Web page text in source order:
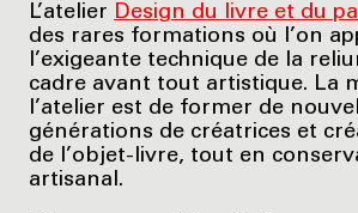
L’atelier Design du livre et du
des rares formations où l’on
l’exigeante technique de la
cadre avant tout artistique. La
l’atelier est de former de
générations de créatrices et
de l’objet-livre, tout en
artisanal.